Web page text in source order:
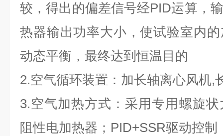
较，得出的偏差信号经PID运算，
热器输出功率大小，使试验室内
动态平衡，最终达到恒温目的
2.空气循环装置：加长轴离心风机,
3.空气加热方式：采用专用螺旋
阻性电加热器；PID+SSR驱动控制